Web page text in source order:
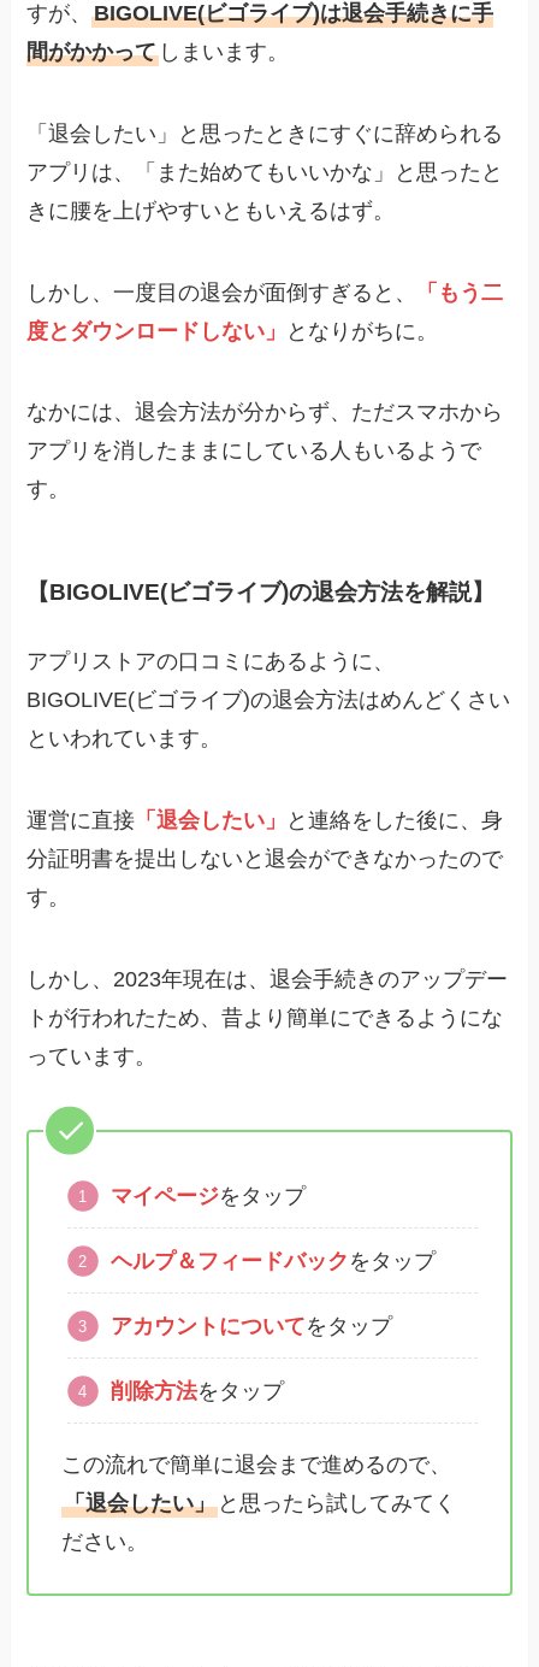
すが、BIGOLIVE(ビゴライブ)は退会手続きに手
間がかかって しまいます。
「退会したい」と思ったときにすぐに辞められる
アプリは、「また始めてもいいかな」と思ったと
きに腰を上げやすいともいえるはず。
しかし、一度目の退会が面倒すぎると、
「もう二
度とダウンロードしない」
となりがちに。
なかには、退会方法が分からず、ただスマホから
アプリを消したままにしている人もいるようで
す。
【BIGOLIVE(ビゴライブ)の退会方法を解説】
アプリストアの口コミにあるように、
BIGOLIVE(ビゴライブ)の退会方法はめんどくさい
といわれています。
運営に直接 「退会したい」
と連絡をした後に、身
分証明書を提出しないと退会ができなかったので
す。
しかし、2023年現在は、退会手続きのアップデー
トが行われたため、昔より簡単にできるようにな
っています。
マイページをタップ
ヘルプ＆フィードバック をタップ
アカウントについてをタップ
削除方法をタップ
この流れで簡単に退会まで進めるので、
「退会したい」 と思ったら試してみてく
ださい。